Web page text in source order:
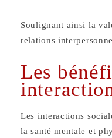
Soulignant ainsi la
relations
Les
Les interactions
la santé mentale et